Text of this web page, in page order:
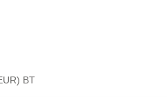
BT